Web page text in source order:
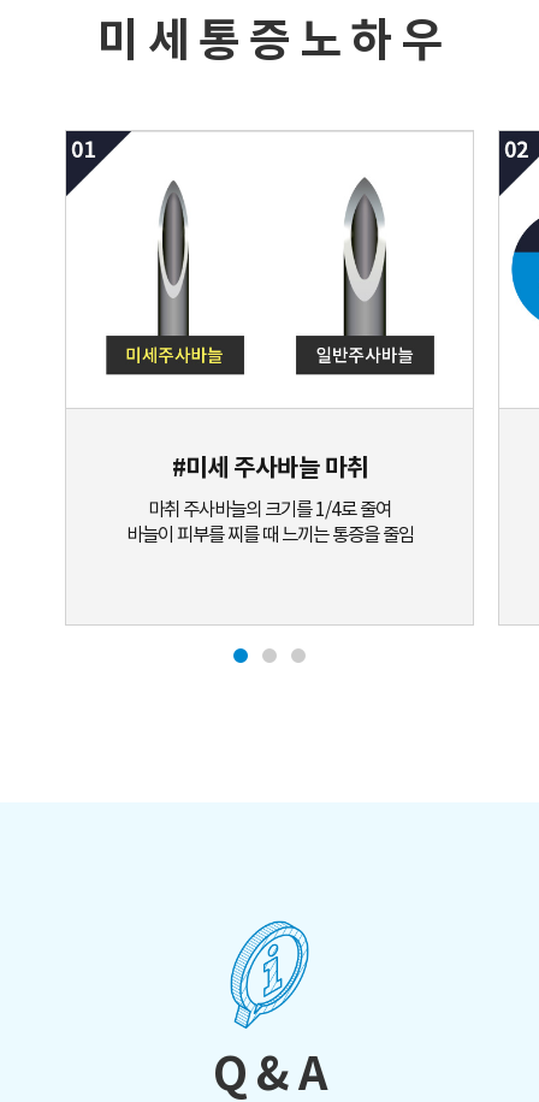
미 세 통 증 노 하 우
#미세 주사바늘 마취
마취 주사바늘의 크기를 1/4로 줄여
바늘이 피부를 찌를 때 느끼는 통증을 줄임
Q & A